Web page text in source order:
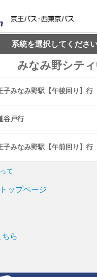
系統を選択してくださ
みなみ野シテ
子みなみ野駅【午後回り】行
谷戸行
子みなみ野駅【午前回り】行
て
ップページ
ら